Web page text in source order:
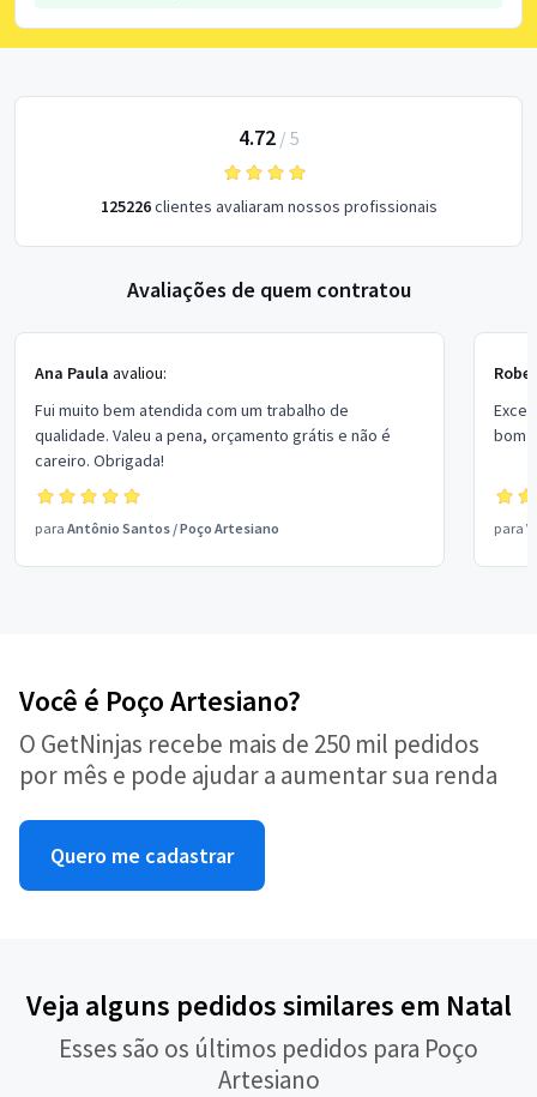
4.72/ 5
125226clientes avaliaram nossos profissionais
Avaliações de quem contratou
Ana Paula avaliou:
Fui muito bem atendida com um trabalho de
qualidade. Valeu a pena, orçamento grátis e não é
careiro. Obrigada!
para Antônio Santos /Poço Artesiano
bom
para
Você é Poço Artesiano?
O GetNinjas recebe mais de 250 mil pedidos
por mês e pode ajudar a aumentar sua renda
Quero me cadastrar
Veja alguns pedidos similares em Natal
Esses são os últimos pedidos para Poço
Artesiano